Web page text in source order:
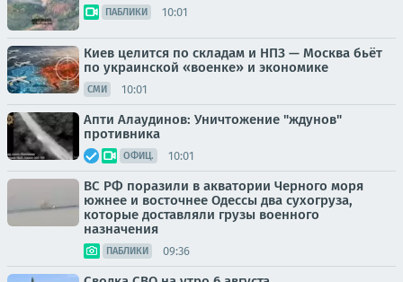
ПАБЛИКИ 10:01
Киев целится по складам и НПЗ — Москва бьёт
по украинской «военке» и экономике
СМИ 10:01
Апти Алаудинов: Уничтожение "ждунов"
противника
ОФИЦ. 10:01
ВС РФ поразили в акватории Черного моря
южнее и восточнее Одессы два сухогруза,
которые доставляли грузы военного
назначения
ПАБЛИКИ 09:36